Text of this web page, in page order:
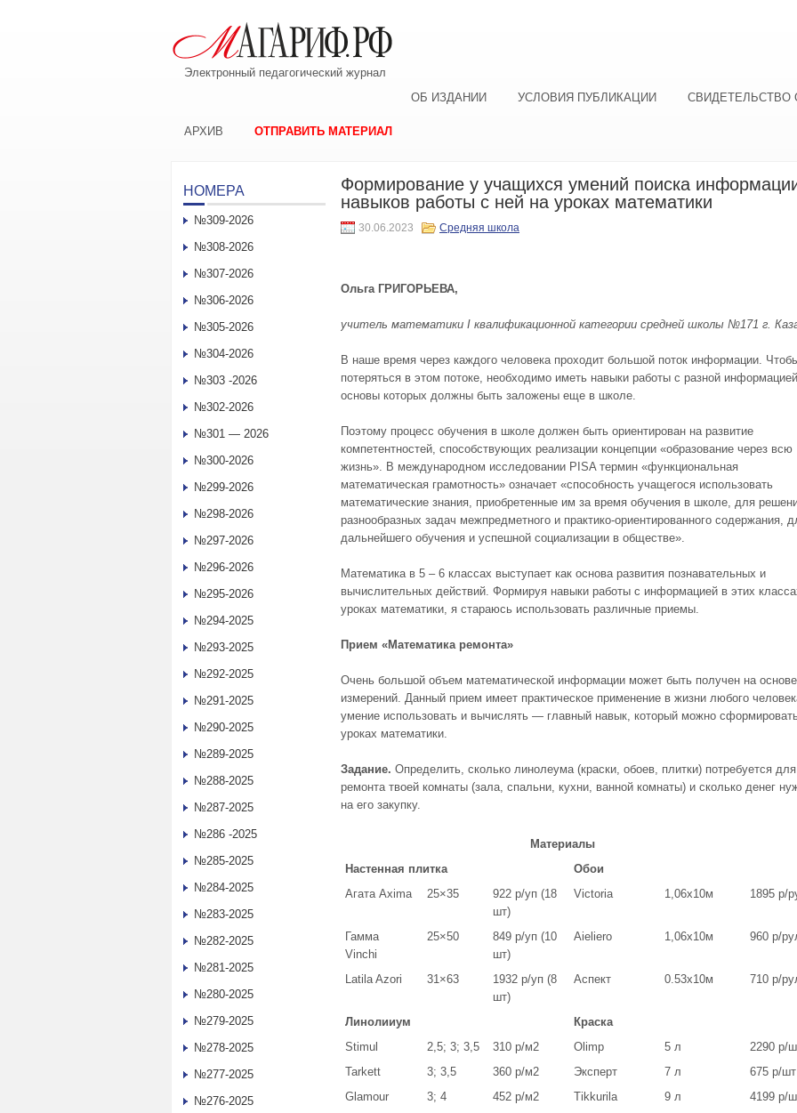
Электронный педагогический журнал
ОБ ИЗДАНИИ
УСЛОВИЯ ПУБЛИКАЦИИ СВИДЕТЕЛЬСТВО
АРХИВ ОТПРАВИТЬ МАТЕРИАЛ
Формирование у учащихся умений поиска
навыков работы с ней на уроках математики
30.06.2023 Средняя школа
Ольга ГРИГОРЬЕВА,
учитель математики I квалификационной категории средней школы №171 г.
В наше время через каждого человека проходит большой поток информации.
потеряться в этом потоке, необходимо иметь навыки работы с разной
основы которых должны быть заложены еще в школе.
Поэтому процесс обучения в школе должен быть ориентирован на развитие
компетентностей, способствующих реализации концепции «образование через всю
жизнь». В международном исследовании PISA термин «функциональная
математическая грамотность» означает «способность учащегося использовать
математические знания, приобретенные им за время обучения в школе, для
разнообразных задач межпредметного и практико-ориентированного содержания,
дальнейшего обучения и успешной социализации в обществе».
Математика в 5 – 6 классах выступает как основа развития познавательных и
вычислительных действий. Формируя навыки работы с информацией в этих
уроках математики, я стараюсь использовать различные приемы.
Прием «Математика ремонта»
Очень большой объем математической информации может быть получен на основе
измерений. Данный прием имеет практическое применение в жизни любого
умение использовать и вычислять — главный навык, который можно
уроках математики.
Задание. Определить, сколько линолеума (краски, обоев, плитки) потребуется для
ремонта твоей комнаты (зала, спальни, кухни, ванной комнаты) и сколько денег
на его закупку.
Материалы
Настенная плитка
Обои
Агата Axima
25×35
922 р/уп (18
шт)
Victoria 1,06х10м 1895 р/
Гамма
Vinchi
25×50
849 р/уп (10
шт)
Aieliero 1,06х10м 960 р/
Latila Azori 31×63
1932 р/уп (8
шт)
Аспект 0.53х10м 710 р/
Линолииум
Краска
Stimul
2,5; 3; 3,5 310 р/м2 Olimp 5 л
2290 р/
Tarkett
3; 3,5 360 р/м2 Эксперт 7 л
675 р/шт
Glamour
3; 4 452 р/м2 Tikkurila 9 л 4199 р/
НОМЕРА
№309-2026
№308-2026
№307-2026
№306-2026
№305-2026
№304-2026
№303 -2026
№302-2026
№301 — 2026
№300-2026
№299-2026
№298-2026
№297-2026
№296-2026
№295-2026
№294-2025
№293-2025
№292-2025
№291-2025
№290-2025
№289-2025
№288-2025
№287-2025
№286 -2025
№285-2025
№284-2025
№283-2025
№282-2025
№281-2025
№280-2025
№279-2025
№278-2025
№277-2025
№276-2025